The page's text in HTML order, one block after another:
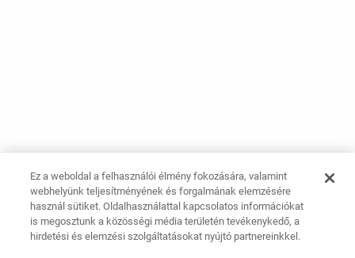
Ez a weboldal a felhasználói élmény fokozására, valamint
webhelyünk teljesítményének és forgalmának elemzésére
használ sütiket. Oldalhasználattal kapcsolatos információkat
is megosztunk a közösségi média területén tevékenykedő, a
hirdetési és elemzési szolgáltatásokat nyújtó partnereinkkel.